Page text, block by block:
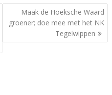
Maak de Hoeksche Waard
groener; doe mee met het NK
Tegelwippen